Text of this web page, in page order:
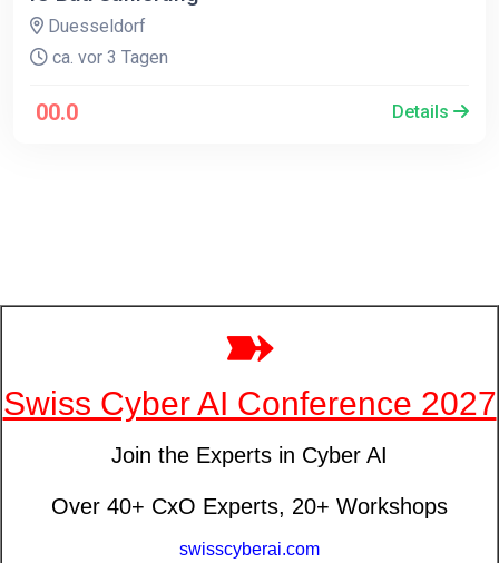
Duesseldorf
ca. vor 3 Tagen
00.0 Details